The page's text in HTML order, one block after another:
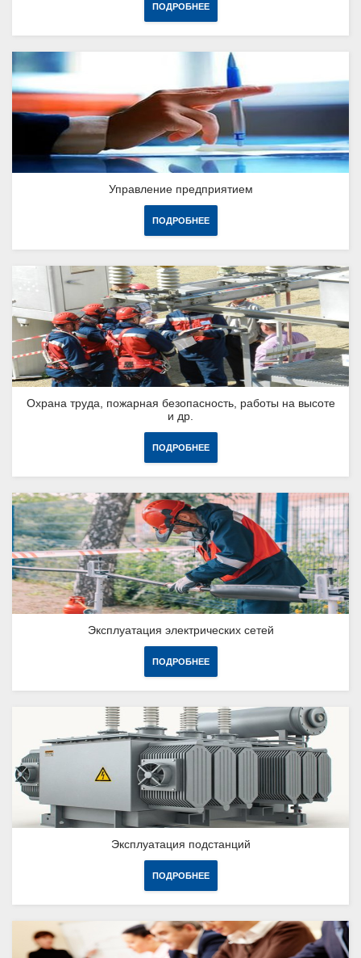
ПОДРОБНЕЕ
Управление предприятием
ПОДРОБНЕЕ
Охрана труда, пожарная безопасность, работы на высоте
и др.
ПОДРОБНЕЕ
Эксплуатация электрических сетей
ПОДРОБНЕЕ
Эксплуатация подстанций
ПОДРОБНЕЕ